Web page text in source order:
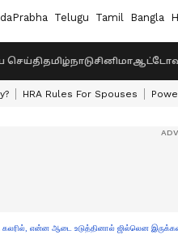
Telugu Tamil Bangla
தமிழ்நாடுசினிமாஆட்டோ
HRA Rules For Spouses
கலரில், என்ன ஆடை உடுத்தினால் ஜில்லென